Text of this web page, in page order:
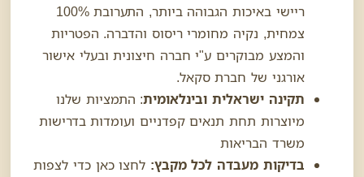
ריישי באיכות הגבוהה ביותר, התערובת 100%
צמחית, נקיה מחומרי ריסוס והדברה. הפטריות
והמצע מבוקרים ע"י חברה חיצונית ובעלי אישור
אורגני של חברת סקאל.
תקינה ישראלית ובינלאומית: התמציות שלנו
מיוצרות תחת תנאים קפדניים ועומדות בדרישות
משרד הבריאות
בדיקות מעבדה לכל מקבץ: לחצו כאן כדי לצפות